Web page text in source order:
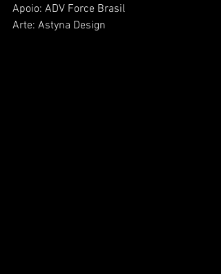
Apoio: ADV Force Brasil
Arte: Astyna Design